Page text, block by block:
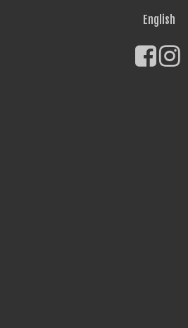
English